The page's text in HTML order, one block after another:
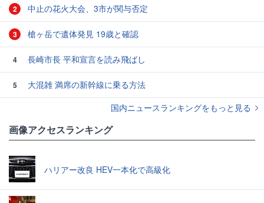
2 中止の花火大会、3市が関与否定
3 槍ヶ岳で遺体発見 19歳と確認
4 長崎市長 平和宣言を読み飛ばし
5
大混雑 満席の新幹線に乗る方法
国内ニュースランキングをもっと見る
画像アクセスランキング
ハリアー改良 HEV一本化で高級化